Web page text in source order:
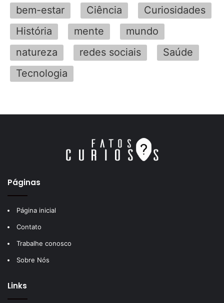
bem-estar Ciência
Curiosidades
História
mente
mundo
natureza
redes sociais
Saúde
Tecnologia
Páginas
Página inicial
Contato
Trabalhe conosco
Sobre Nós
Links